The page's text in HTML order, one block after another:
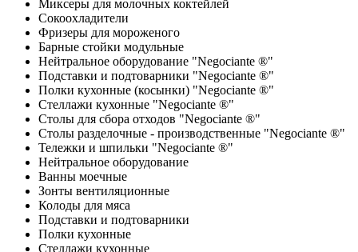
Миксеры для молочных коктейлей
Сокоохладители
Фризеры для мороженого
Барные стойки модульные
Нейтральное оборудование "Negociante ®"
Подставки и подтоварники "Negociante ®"
Полки кухонные (косынки) "Negociante ®"
Стеллажи кухонные "Negociante ®"
Столы для сбора отходов "Negociante ®"
Столы разделочные - производственные "Negociante ®"
Тележки и шпильки "Negociante ®"
Нейтральное оборудование
Ванны моечные
Зонты вентиляционные
Колоды для мяса
Подставки и подтоварники
Полки кухонные
Стеллажи кухонные